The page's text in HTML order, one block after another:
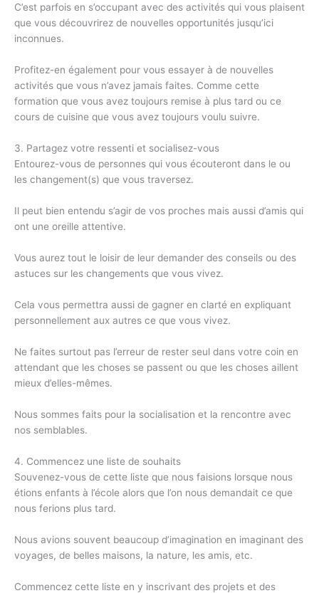
C’est parfois en s’occupant avec des activités qui vous plaisent
que vous découvrirez de nouvelles opportunités jusqu’ici
inconnues.
Profitez-en également pour vous essayer à de nouvelles
activités que vous n’avez jamais faites. Comme cette
formation que vous avez toujours remise à plus tard ou ce
cours de cuisine que vous avez toujours voulu suivre.
3. Partagez votre ressenti et socialisez-vous
Entourez-vous de personnes qui vous écouteront dans le ou
les changement(s) que vous traversez.
Il peut bien entendu s’agir de vos proches mais aussi d’amis qui
ont une oreille attentive.
Vous aurez tout le loisir de leur demander des conseils ou des
astuces sur les changements que vous vivez.
Cela vous permettra aussi de gagner en clarté en expliquant
personnellement aux autres ce que vous vivez.
Ne faites surtout pas l’erreur de rester seul dans votre coin en
attendant que les choses se passent ou que les choses aillent
mieux d’elles-mêmes.
Nous sommes faits pour la socialisation et la rencontre avec
nos semblables.
4. Commencez une liste de souhaits
Souvenez-vous de cette liste que nous faisions lorsque nous
étions enfants à l’école alors que l’on nous demandait ce que
nous ferions plus tard.
Nous avions souvent beaucoup d’imagination en imaginant des
voyages, de belles maisons, la nature, les amis, etc.
Commencez cette liste en y inscrivant des projets et des